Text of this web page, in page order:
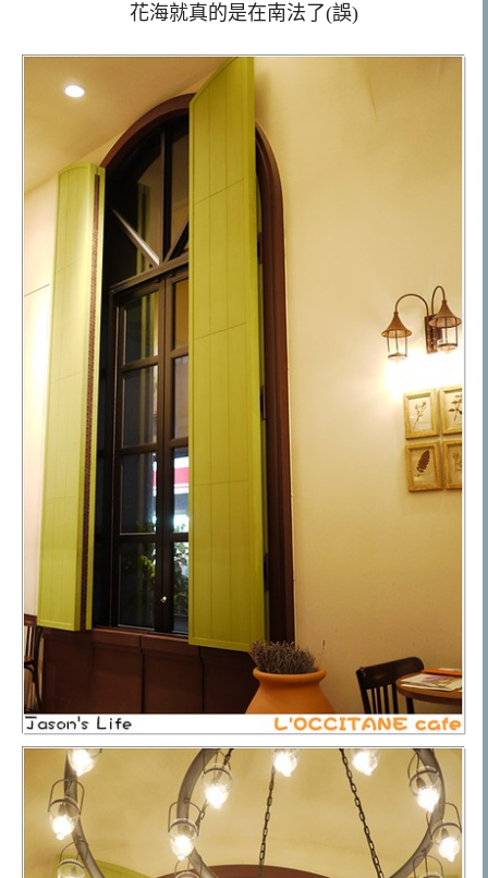
花海就真的是在南法了(誤)